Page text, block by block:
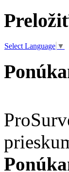
Select Language ▼